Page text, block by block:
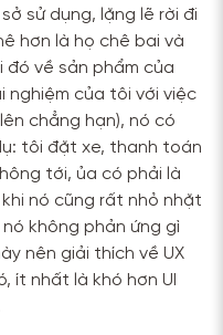
sử dụng, lặng lẽ rời đi
hơn là họ chê bai và
đó về sản phẩm của
nghiệm của tôi với việc
chẳng hạn), nó có
tôi đặt xe, thanh toán
tới, ủa có phải là
nó cũng rất nhỏ nhặt
không phản ứng gì
nên giải thích về UX
ít nhất là khó hơn UI